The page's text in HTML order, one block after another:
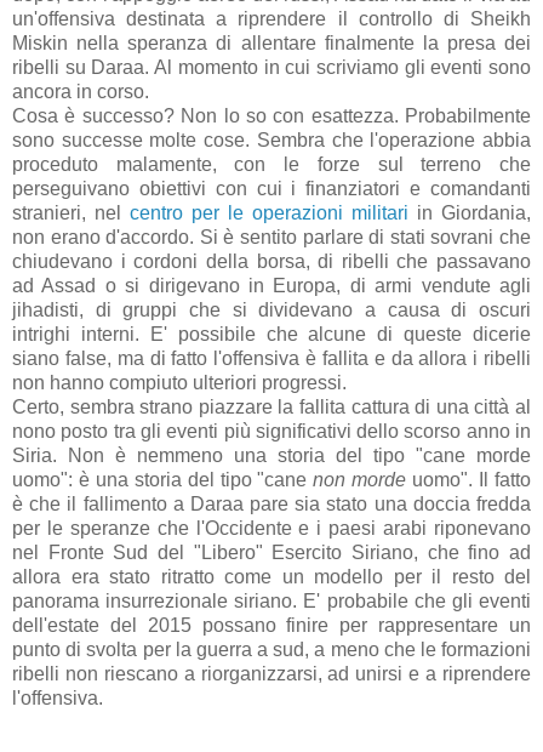
un'offensiva destinata a riprendere il controllo di Sheikh
Miskin nella speranza di allentare finalmente la presa dei
ribelli su Daraa. Al momento in cui scriviamo gli eventi sono
ancora in corso.
Cosa è successo? Non lo so con esattezza. Probabilmente
sono successe molte cose. Sembra che l'operazione abbia
proceduto malamente, con le forze sul terreno che
perseguivano obiettivi con cui i finanziatori e comandanti
stranieri, nel centro per le operazioni militari in Giordania,
non erano d'accordo. Si è sentito parlare di stati sovrani che
chiudevano i cordoni della borsa, di ribelli che passavano
ad Assad o si dirigevano in Europa, di armi vendute agli
jihadisti, di gruppi che si dividevano a causa di oscuri
intrighi interni. E' possibile che alcune di queste dicerie
siano false, ma di fatto l'offensiva è fallita e da allora i ribelli
non hanno compiuto ulteriori progressi.
Certo, sembra strano piazzare la fallita cattura di una città al
nono posto tra gli eventi più significativi dello scorso anno in
Siria. Non è nemmeno una storia del tipo "cane morde
uomo": è una storia del tipo "canenon morde uomo". Il fatto
è che il fallimento a Daraa pare sia stato una doccia fredda
per le speranze che l'Occidente e i paesi arabi riponevano
nel Fronte Sud del "Libero" Esercito Siriano, che fino ad
allora era stato ritratto come un modello per il resto del
panorama insurrezionale siriano. E' probabile che gli eventi
dell'estate del 2015 possano finire per rappresentare un
punto di svolta per la guerra a sud, a meno che le formazioni
ribelli non riescano a riorganizzarsi, ad unirsi e a riprendere
l'offensiva.